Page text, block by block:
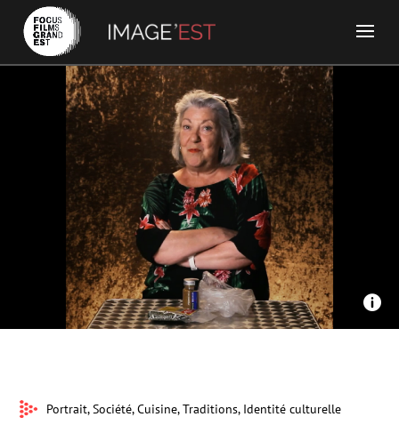
La Pellicules Ensorcelé - Les Gris Gris de ma cuisine :
Dominique

Portrait, Société, Cuisine, Traditions, Identité culturelle